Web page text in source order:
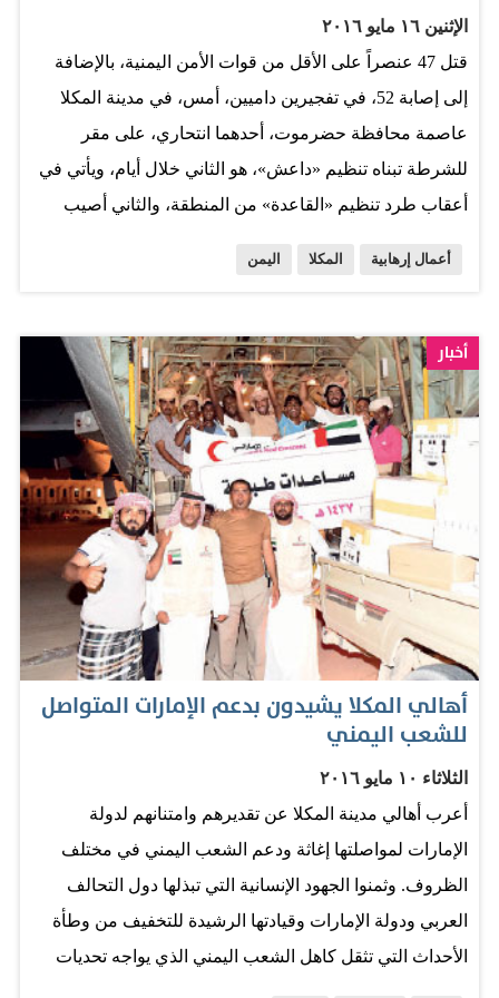
المرحلة الحالية…
الإثنين ١٦ مايو ٢٠١٦
قتل 47 عنصراً على الأقل من قوات الأمن اليمنية، بالإضافة
إلى إصابة 52، في تفجيرين داميين، أمس، في مدينة المكلا
عاصمة محافظة حضرموت، أحدهما انتحاري، على مقر
للشرطة تبناه تنظيم «داعش»، هو الثاني خلال أيام، ويأتي في
أعقاب طرد تنظيم «القاعدة» من المنطقة، والثاني أصيب
شخصاً، وجرح 52 آخرون في تفجير انتحاري نفذه أحد عناصر
تنظيم «داعش» في اليمن، واستهدف تجمعاً لطالبي التجنيد
في مقر شرطة النجدة بمدينة المكلا في حضرموت، في
عملية انتحارية جديدة تشهدها المدينة التي تم تحريرها، أخيراً،
من عناصر تنظيم «القاعدة»، من قبل القوات اليمنية بمساندة
كبيرة من قوات التحالف العربي. إلى ذلك، أصيب مدير أمن
حضرموت، العميد مبارك العوبثاني، وقتل ستة من مرافقيه،
في تفجير عبوة ناسفة أمام مقر عمله في المكلا، بُعيد الهجوم
على مقر الشرطة، الذي غادره العوبثاني متجهاً إلى مقر
عمله، ليتم استهدافه بعبوة ناسفة في الطريق إلى مكتبه، فيما
أعلنت قيادة المنطقة العسكرية الثانية في المكلا حالة
الطوارئ، ومنع استخدام الدراجات النارية في المدينة
وضواحيها، وتشديد الإجراءات الأمنية، ومنع التجوال من
الساعة الرابعة عصراً حتى السادسة فجراً، ودعت السلطات
المواطنين إلى حمل…
أعمال إرهابية المكلا اليمن
أخبار
أهالي المكلا يشيدون بدعم الإمارات المتواصل
للشعب اليمني
الثلاثاء ١٠ مايو ٢٠١٦
أعرب أهالي مدينة المكلا عن تقديرهم وامتنانهم لدولة
الإمارات لمواصلتها إغاثة ودعم الشعب اليمني في مختلف
الظروف. وثمنوا الجهود الإنسانية التي تبذلها دول التحالف
العربي ودولة الإمارات وقيادتها الرشيدة للتخفيف من وطأة
الأحداث التي تثقل كاهل الشعب اليمني الذي يواجه تحديات